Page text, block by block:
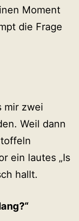
Moment
die Frage
mir zwei
Weil dann
ein lautes „Is
hallt.